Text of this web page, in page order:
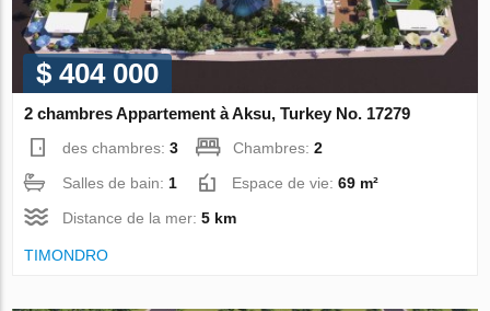
$ 404 000
2 chambres Appartement à Aksu, Turkey No. 17279
des chambres:3 Chambres:2
Salles de bain:1 Espace de vie:69 m²
Distance de la mer:5 km
TIMONDRO